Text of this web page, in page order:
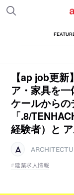
【ap job更
ア・家具を
ケールから
「.8/
経験者）と
建築求人情報